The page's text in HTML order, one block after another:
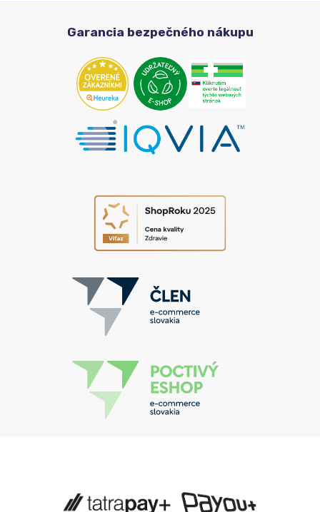
Garancia bezpečného nákupu